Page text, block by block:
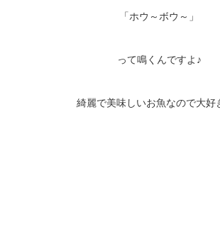
「ホウ～ボウ～」
って鳴くんですよ♪
綺麗で美味しいお魚なので大好